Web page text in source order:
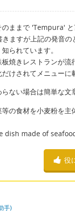
のままで 'Tempura' と
ますが上記の発音の
られています。
焼きレストランが
けされてメニューに
ない場合は簡単な文
等の食材を小麦粉を
dish made of
役
手)